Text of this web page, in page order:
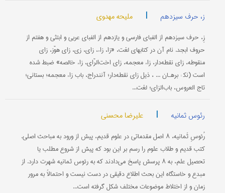
ز، حرف سیزدهم | ملیحه مهدوی
زِ، حرف سیزدهم از الفبای فارسی و یازدهم از الفبای عربی و ابتثی و هفتم از
حروف ابجد. نام آن در کتابهای لغت، «زا، زاء، زای، زی، زای هوّز، زای
منقوطه، زای نقطه‌دار، زاء معجمه، زای اخت‌الرّای، زاء خالصه» ضبط شده
است (نک‍ : برهـان ... ، ذیل زای نقطه‌دار؛ آنندراج، باب زاء معجمه؛ بستانی؛
تاج ‌العروس، باب‌الزای؛ لغت‌...
رئوس ثمانیه | علیرضا محسنی
رُئوسِ ثَمانیه، ۸ اصل مقدماتی در علوم قدیم، پیش از ورود به مباحث اصلی.
کتب قدیم و طلاب علوم را رسم بر این بود که پیش از شروع مطلب یا
تحصیل علم، به ۸ پرسش پاسخ می‌دادند که به رئوس ثمانیه شهرت دارد. از
مبدع و خاستگاه این بحث اطلاع دقیقی در دست نیست و احتمالاً به مرور
زمان و از اختلاط موضوعات مختلف شکل گرفته است...